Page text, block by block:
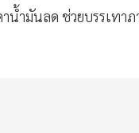
น้ำมันลด ช่วยบรรเทา